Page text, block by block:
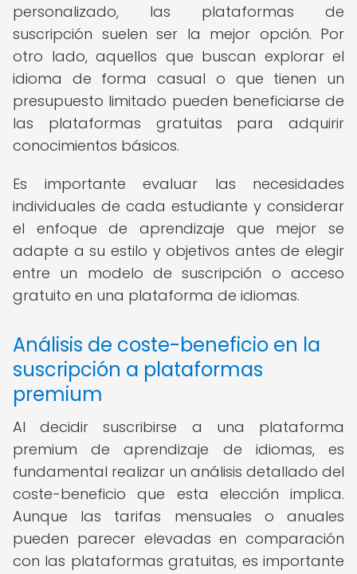
personalizado, las plataformas de
suscripción suelen ser la mejor opción. Por
otro lado, aquellos que buscan explorar el
idioma de forma casual o que tienen un
presupuesto limitado pueden beneficiarse de
las plataformas gratuitas para adquirir
conocimientos básicos.
Es importante evaluar las necesidades
individuales de cada estudiante y considerar
el enfoque de aprendizaje que mejor se
adapte a su estilo y objetivos antes de elegir
entre un modelo de suscripción o acceso
gratuito en una plataforma de idiomas.
Análisis de coste-beneficio en la
suscripción a plataformas
premium
Al decidir suscribirse a una plataforma
premium de aprendizaje de idiomas, es
fundamental realizar un análisis detallado del
coste-beneficio que esta elección implica.
Aunque las tarifas mensuales o anuales
pueden parecer elevadas en comparación
con las plataformas gratuitas, es importante